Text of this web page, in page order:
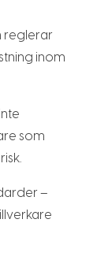
reglerar
inom
som
–